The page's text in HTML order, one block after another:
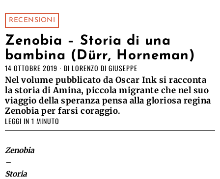
RECENSIONI
Zenobia – Storia di una
bambina (Dürr, Horneman)
14 OTTOBRE 2019 DI LORENZO DI GIUSEPPE
Nel volume pubblicato da Oscar Ink si racconta
la storia di Amina, piccola migrante che nel suo
viaggio della speranza pensa alla gloriosa regina
Zenobia per farsi coraggio.
LEGGI IN 1 MINUTO
Zenobia
–
Storia